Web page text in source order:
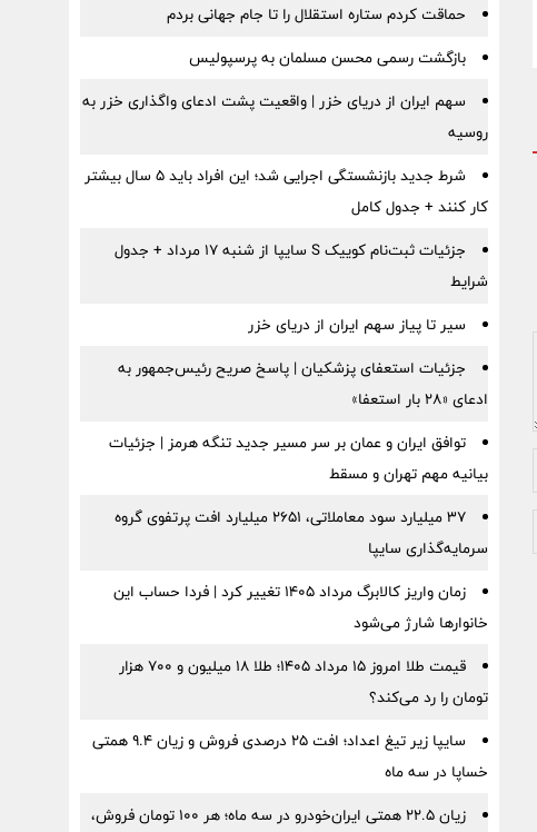
حماقت کردم ستاره استقلال را تا جام جهانی بردم
بازگشت رسمی محسن مسلمان به پرسپولیس
سهم ایران از دریای خزر | واقعیت پشت ادعای واگذاری خزر به
روسیه
شرط جدید بازنشستگی اجرایی شد؛ این افراد باید ۵ سال بیشتر
کار کنند + جدول کامل
جزئیات ثبت‌نام کوییک S سایپا از شنبه ۱۷ مرداد + جدول
شرایط
سیر تا پیاز سهم ایران از دریای خزر
جزئیات استعفای پزشکیان | پاسخ صریح رئیس‌جمهور به
ادعای «۲۸ بار استعفا»
توافق ایران و عمان بر سر مسیر جدید تنگه هرمز | جزئیات
بیانیه مهم تهران و مسقط
۳۷ میلیارد سود معاملاتی، ۲۶۵۱ میلیارد افت پرتفوی گروه
سرمایه‌گذاری سایپا
زمان واریز کالابرگ مرداد ۱۴۰۵ تغییر کرد | فردا حساب این
خانوارها شارژ می‌شود
قیمت طلا امروز ۱۵ مرداد ۱۴۰۵؛ طلا ۱۸ میلیون و ۷۰۰ هزار
تومان را رد می‌کند؟
سایپا زیر تیغ اعداد؛ افت ۲۵ درصدی فروش و زیان ۹.۴ همتی
خساپا در سه ماه
زیان ۲۲.۵ همتی ایران‌خودرو در سه ماه؛ هر ۱۰۰ تومان فروش،